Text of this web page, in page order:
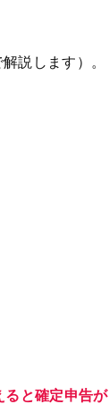
説します）。
ると確定申告が